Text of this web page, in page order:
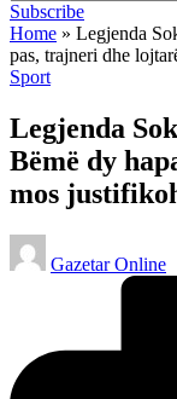
Subscribe
Home » Legjenda
pas, trajneri dhe
Posted
Sport
Legjenda
Bëmë dy
mos
Posted
by
Gazetar Online